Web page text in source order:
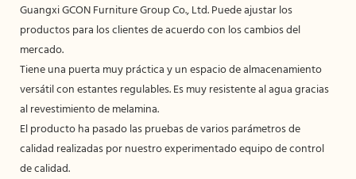
Guangxi GCON Furniture Group Co., Ltd. Puede ajustar los
productos para los clientes de acuerdo con los cambios del
mercado.
Tiene una puerta muy práctica y un espacio de almacenamiento
versátil con estantes regulables. Es muy resistente al agua gracias
al revestimiento de melamina.
El producto ha pasado las pruebas de varios parámetros de
calidad realizadas por nuestro experimentado equipo de control
de calidad.